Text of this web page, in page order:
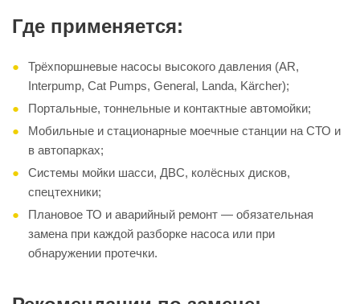
Где применяется:
Трёхпоршневые насосы высокого давления (AR,
Interpump, Cat Pumps, General, Landa, Kärcher);
Портальные, тоннельные и контактные автомойки;
Мобильные и стационарные моечные станции на СТО и
в автопарках;
Системы мойки шасси, ДВС, колёсных дисков,
спецтехники;
Плановое ТО и аварийный ремонт — обязательная
замена при каждой разборке насоса или при
обнаружении протечки.